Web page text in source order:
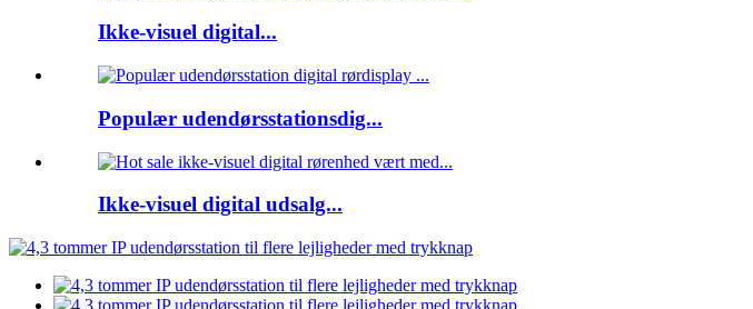
Ikke-visuel digital...
Populær udendørsstationsdig...
Ikke-visuel digital udsalg...